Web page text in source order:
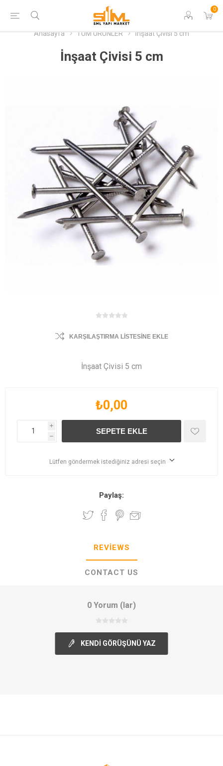
0
Anasayfa TÜM ÜRÜNLER İnşaat Çivisi 5 cm
İnşaat Çivisi 5 cm
KARŞILAŞTIRMA LISTESINE EKLE
İnşaat Çivisi 5 cm
₺0,00
i
h
Lütfen göndermek istediğiniz adresi seçin
Paylaş:
REVIEWS
CONTACT US
0 Yorum (lar)
KENDI GÖRÜŞÜNÜ YAZ